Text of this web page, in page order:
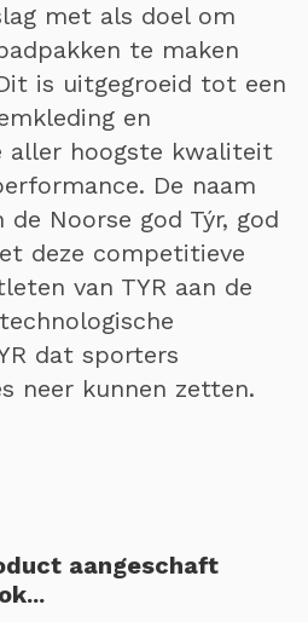
met als doel om
te maken
is uitgegroeid tot een
en
aller hoogste kwaliteit
De naam
de Noorse god Týr, god
deze competitieve
van TYR aan de
dat sporters
neer kunnen zetten.
aangeschaft